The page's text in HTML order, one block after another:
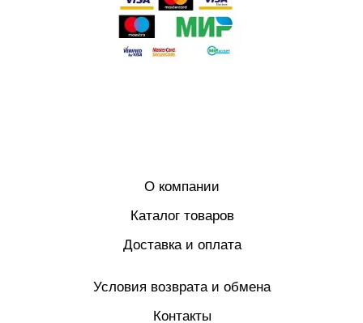
О компании
Каталог товаров
Доставка и оплата
Условия возврата и обмена
Контакты